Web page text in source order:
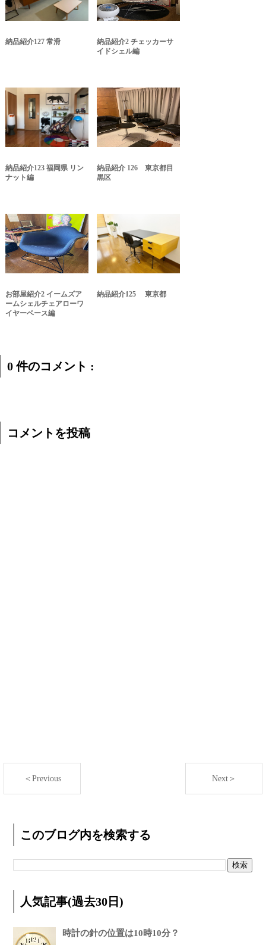
納品紹介127 常滑
納品紹介2 チェッカーサ
イドシェル編
納品紹介123 福岡県 リン
ナット編
納品紹介 126 東京都目
黒区
お部屋紹介2 イームズア
ームシェルチェアローワ
イヤーベース編
納品紹介125 東京都
0 件のコメント :
コメントを投稿
＜Previous Next＞
このブログ内を検索する
人気記事(過去30日)
時計の針の位置は10時10分？